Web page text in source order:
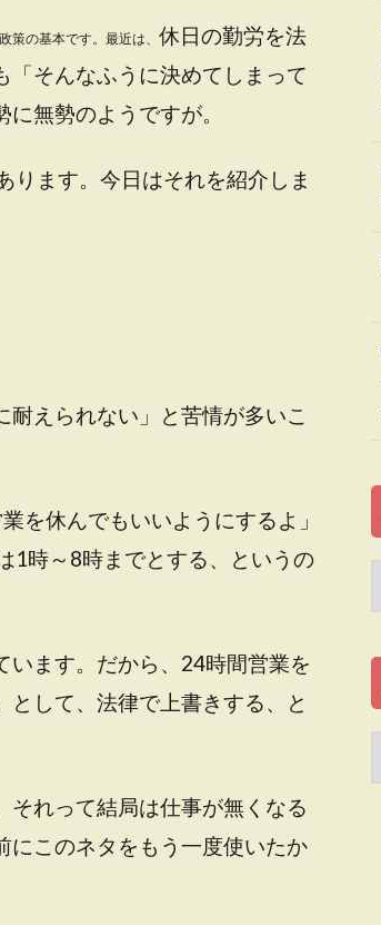
策の基本です。最近は、 休日の勤労を法
そんなふうに決めてしまって
無勢のようですが。
ります。今日はそれを紹介しま
えられない」と苦情が多いこ
を休んでもいいようにするよ」
1時～8時までとする、というの
ます。だから、24時間営業を
して、法律で上書きする、と
れって結局は仕事が無くなる
にこのネタをもう一度使いたか